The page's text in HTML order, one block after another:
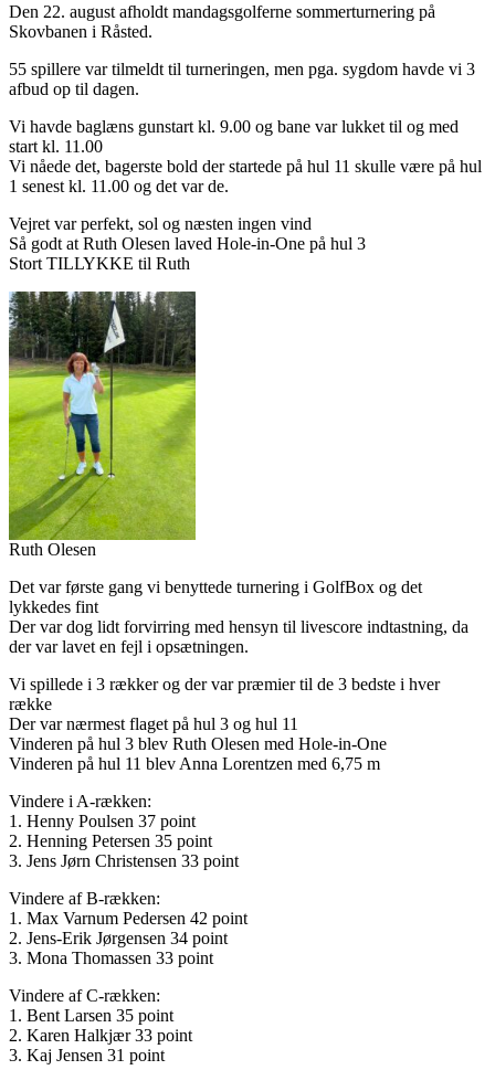
Den 22. august afholdt mandagsgolferne sommerturnering på
Skovbanen i Råsted.
55 spillere var tilmeldt til turneringen, men pga. sygdom havde vi 3
afbud op til dagen.
Vi havde baglæns gunstart kl. 9.00 og bane var lukket til og med
start kl. 11.00
Vi nåede det, bagerste bold der startede på hul 11 skulle være på hul
1 senest kl. 11.00 og det var de.
Vejret var perfekt, sol og næsten ingen vind
Så godt at Ruth Olesen laved Hole-in-One på hul 3
Stort TILLYKKE til Ruth
Ruth Olesen
Det var første gang vi benyttede turnering i GolfBox og det
lykkedes fint
Der var dog lidt forvirring med hensyn til livescore indtastning, da
der var lavet en fejl i opsætningen.
Vi spillede i 3 rækker og der var præmier til de 3 bedste i hver
række
Der var nærmest flaget på hul 3 og hul 11
Vinderen på hul 3 blev Ruth Olesen med Hole-in-One
Vinderen på hul 11 blev Anna Lorentzen med 6,75 m
Vindere i A-rækken:
1. Henny Poulsen 37 point
2. Henning Petersen 35 point
3. Jens Jørn Christensen 33 point
Vindere af B-rækken:
1. Max Varnum Pedersen 42 point
2. Jens-Erik Jørgensen 34 point
3. Mona Thomassen 33 point
Vindere af C-rækken:
1. Bent Larsen 35 point
2. Karen Halkjær 33 point
3. Kaj Jensen 31 point